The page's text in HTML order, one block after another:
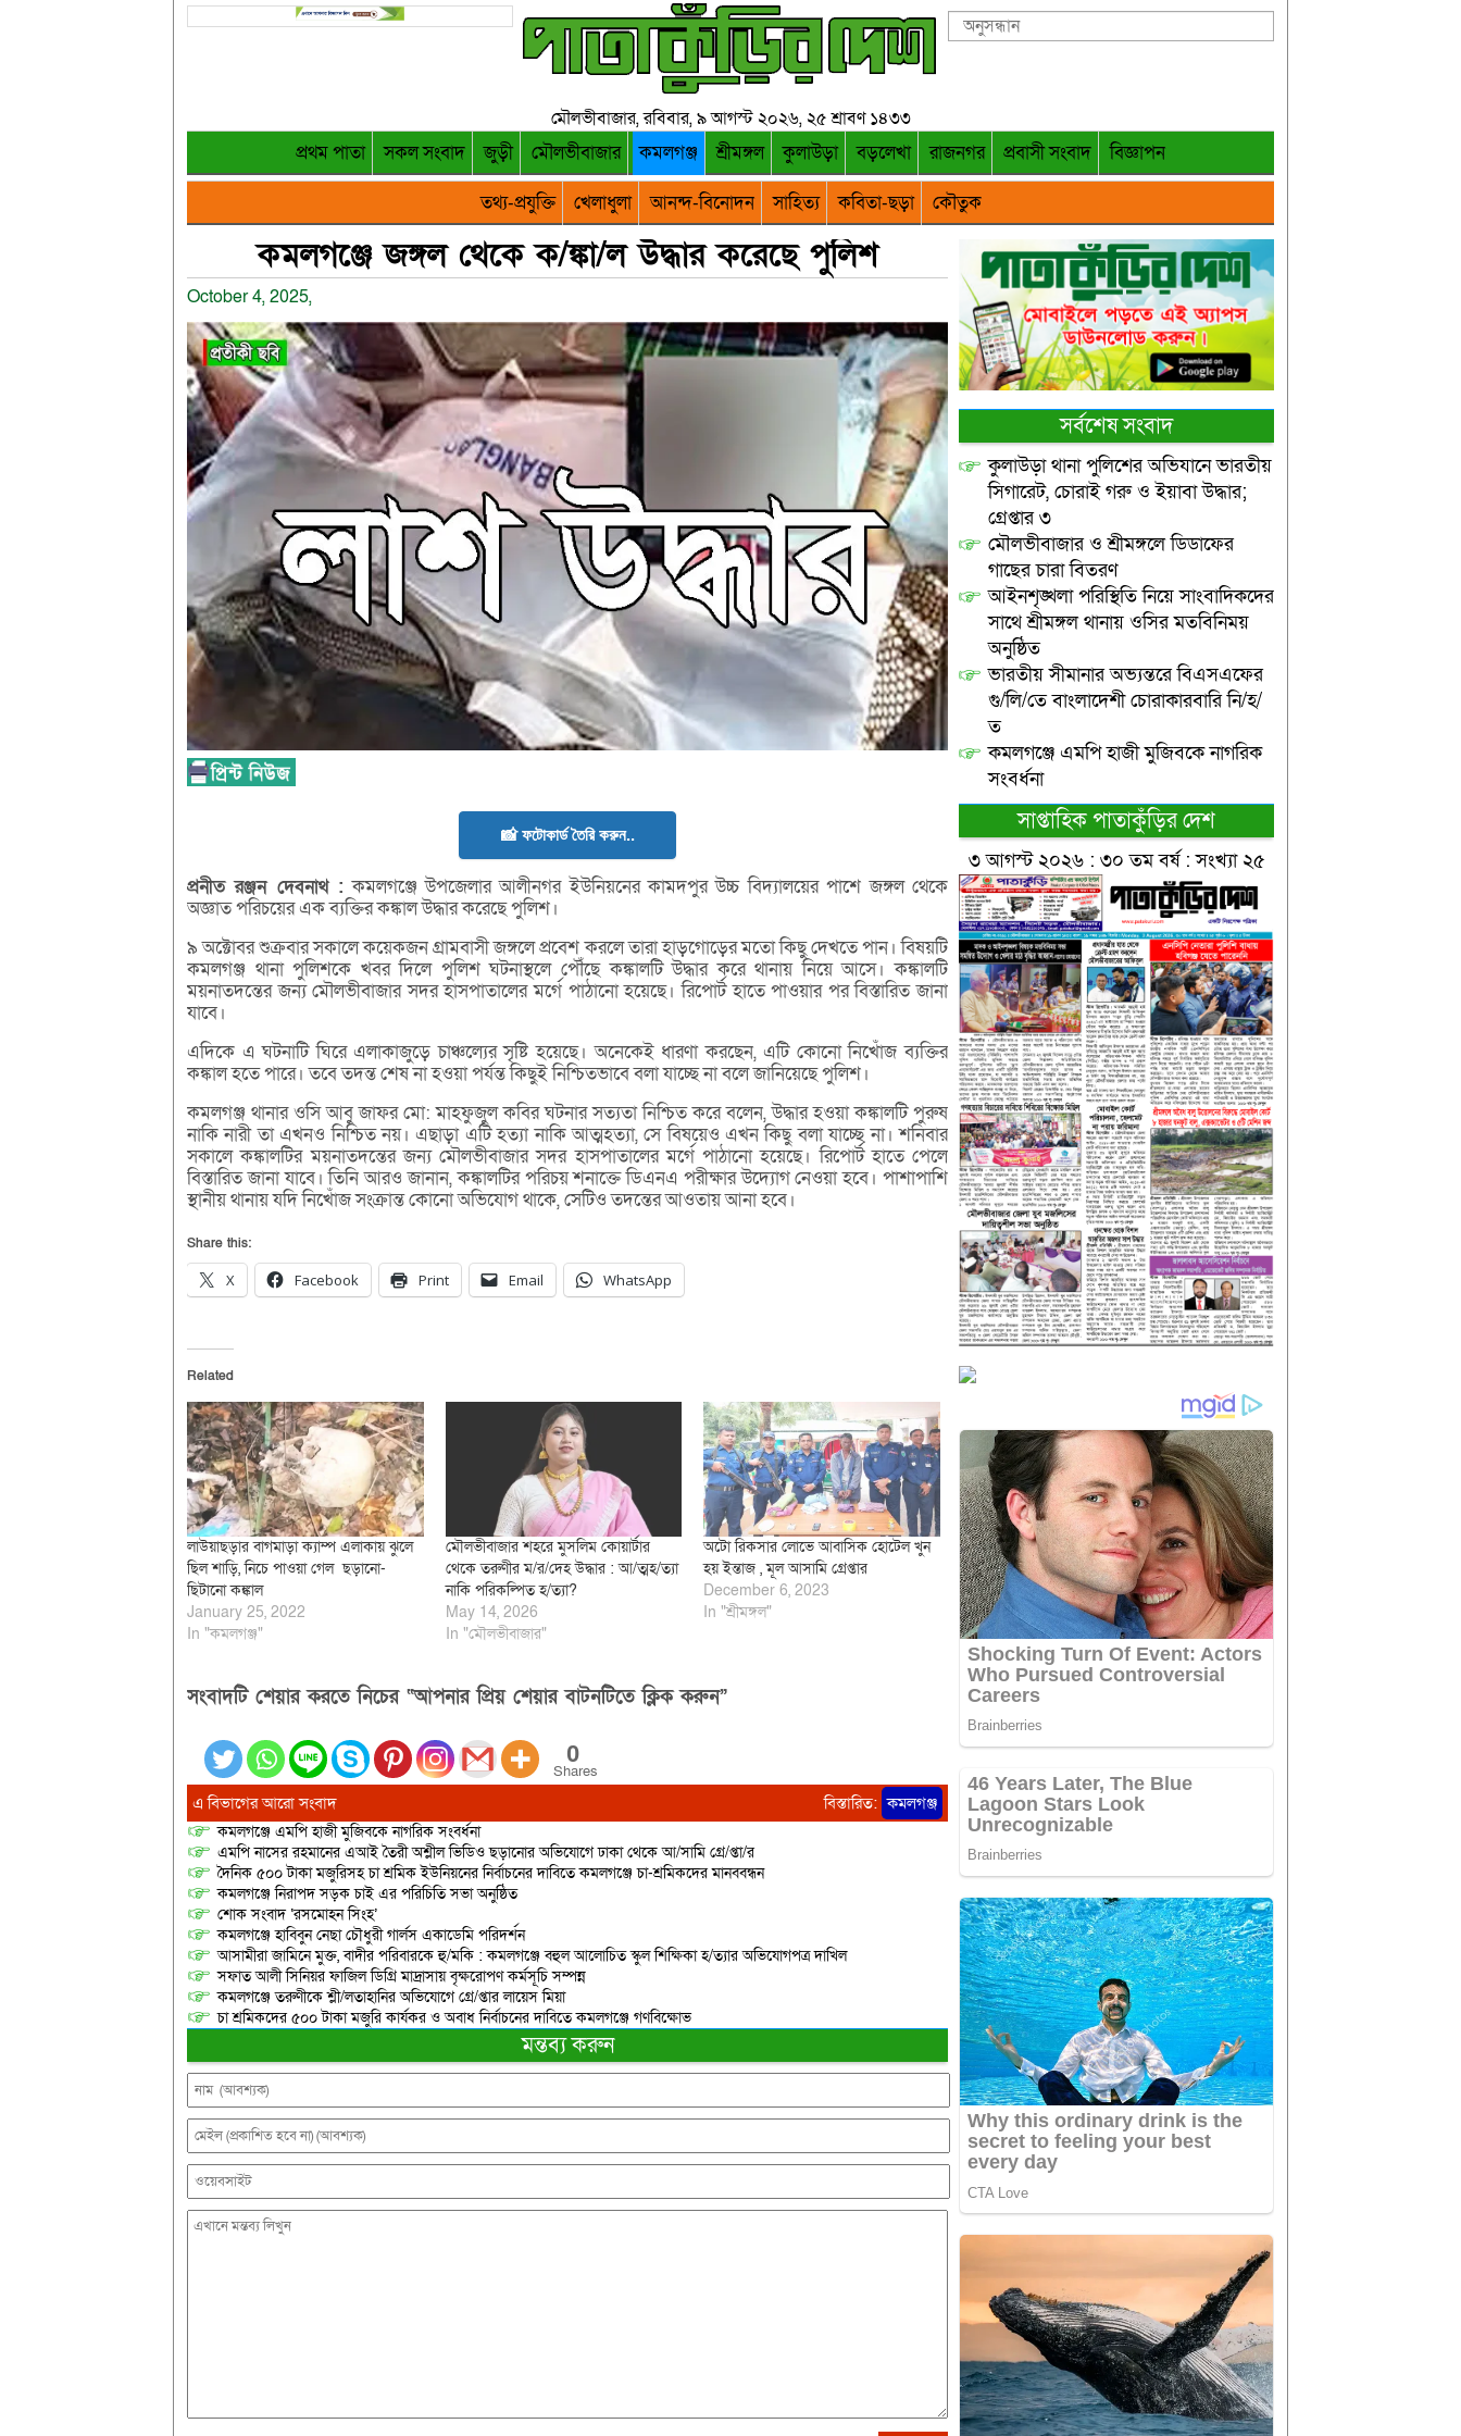
মৌলভীবাজার, রবিবার, ৯ আগস্ট ২০২৬, ২৫ শ্রাবণ ১৪৩৩
প্রথম পাতা সকল সংবাদ জুড়ী মৌলভীবাজার কমলগঞ্জ শ্রীমঙ্গল কুলাউড়া বড়লেখা রাজনগর প্রবাসী সংবাদ
বিজ্ঞাপন
তথ্য-প্রযুক্তি
খেলাধুলা আনন্দ-বিনোদন সাহিত্য কবিতা-ছড়া কৌতুক
কমলগঞ্জে জঙ্গল থেকে ক/ঙ্কা/ল উদ্ধার করেছে পুলিশ
October 4, 2025,
📸 ফটোকার্ড তৈরি করুন..
প্রনীতরঞ্জন দেবনাথ : কমলগঞ্জে উপজেলার আলীনগর ইউনিয়নের কামদপুর উচ্চ বিদ্যালয়ের পাশে জঙ্গল থেকে
অজ্ঞাত পরিচয়ের এক ব্যক্তির কঙ্কাল উদ্ধার করেছে পুলিশ।
৯ অক্টোবর শুক্রবার সকালে কয়েকজন গ্রামবাসী জঙ্গলে প্রবেশ করলে তারা হাড়গোড়ের মতো কিছু দেখতে পান। বিষয়টি
কমলগঞ্জ থানা পুলিশকে খবর দিলে পুলিশ ঘটনাস্থলে পৌঁছে কঙ্কালটি উদ্ধার করে থানায় নিয়ে আসে। কঙ্কালটি
ময়নাতদন্তের জন্য মৌলভীবাজার সদর হাসপাতালের মর্গে পাঠানো হয়েছে। রিপোর্ট হাতে পাওয়ার পর বিস্তারিত জানা
যাবে।
এদিকে এ ঘটনাটি ঘিরে এলাকাজুড়ে চাঞ্চল্যের সৃষ্টি হয়েছে। অনেকেই ধারণা করছেন, এটি কোনো নিখোঁজ ব্যক্তির
কঙ্কাল হতে পারে। তবে তদন্ত শেষ না হওয়া পর্যন্ত কিছুই নিশ্চিতভাবে বলা যাচ্ছে না বলে জানিয়েছে পুলিশ।
কমলগঞ্জ থানার ওসি আবু জাফর মো: মাহফুজুল কবির ঘটনার সত্যতা নিশ্চিত করে বলেন, উদ্ধার হওয়া কঙ্কালটি পুরুষ
নাকি নারী তা এখনও নিশ্চিত নয়। এছাড়া এটি হত্যা নাকি আত্মহত্যা, সে বিষয়েও এখন কিছু বলা যাচ্ছে না। শনিবার
সকালে কঙ্কালটির ময়নাতদন্তের জন্য মৌলভীবাজার সদর হাসপাতালের মর্গে পাঠানো হয়েছে। রিপোর্ট হাতে পেলে
বিস্তারিত জানা যাবে। তিনি আরও জানান, কঙ্কালটির পরিচয় শনাক্তে ডিএনএ পরীক্ষার উদ্যোগ নেওয়া হবে। পাশাপাশি
স্থানীয় থানায় যদি নিখোঁজ সংক্রান্ত কোনো অভিযোগ থাকে, সেটিও তদন্তের আওতায় আনা হবে।
Share this:
X Facebook Print Email WhatsApp
Related
লাউয়াছড়ার বাগমাড়া ক্যাম্প এলাকায় ঝুলে
ছিল শাড়ি, নিচে পাওয়া গেল ছড়ানো-
ছিটানো কঙ্কাল
January 25, 2022
In "কমলগঞ্জ"
মৌলভীবাজার শহরে মুসলিম কোয়ার্টার
থেকে তরুণীর ম/র/দেহ উদ্ধার : আ/ত্মহ/ত্যা
নাকি পরিকল্পিত হ/ত্যা?
May 14, 2026
In "মৌলভীবাজার"
অটো রিকসার লোভে আবাসিক হোটেল খুন
হয় ইন্তাজ , মূল আসামি গ্রেপ্তার
December 6, 2023
In "শ্রীমঙ্গল"
সংবাদটি শেয়ার করতে নিচের “আপনার প্রিয় শেয়ার বাটনটিতে ক্লিক করুন”
0
Shares
এ বিভাগের আরো সংবাদ বিস্তারিত: কমলগঞ্জ
কমলগঞ্জে এমপি হাজী মুজিবকে নাগরিক সংবর্ধনা
এমপি নাসের রহমানের এআই তৈরী অশ্লীল ভিডিও ছড়ানোর অভিযোগে ঢাকা থেকে আ/সামি গ্রে/প্তা/র
দৈনিক ৫০০ টাকা মজুরিসহ চা শ্রমিক ইউনিয়নের নির্বাচনের দাবিতে কমলগঞ্জে চা-শ্রমিকদের মানববন্ধন
কমলগঞ্জে নিরাপদ সড়ক চাই এর পরিচিতি সভা অনুষ্ঠিত
শোক সংবাদ ‘রসমোহন সিংহ’
কমলগঞ্জে হাবিবুন নেছা চৌধুরী গার্লস একাডেমি পরিদর্শন
আসামীরা জামিনে মুক্ত, বাদীর পরিবারকে হু/মকি : কমলগঞ্জে বহুল আলোচিত স্কুল শিক্ষিকা হ/ত্যার অভিযোগপত্র দাখিল
সফাত আলী সিনিয়র ফাজিল ডিগ্রি মাদ্রাসায় বৃক্ষরোপণ কর্মসূচি সম্পন্ন
কমলগঞ্জে তরুণীকে শ্লী/লতাহানির অভিযোগে গ্রে/প্তার লায়েস মিয়া
চা শ্রমিকদের ৫০০ টাকা মজুরি কার্যকর ও অবাধ নির্বাচনের দাবিতে কমলগঞ্জে গণবিক্ষোভ
মন্তব্য করুন
সর্বশেষ সংবাদ
কুলাউড়া থানা পুলিশের অভিযানে ভারতীয়
সিগারেট, চোরাই গরু ও ইয়াবা উদ্ধার;
গ্রেপ্তার ৩
মৌলভীবাজার ও শ্রীমঙ্গলে ডিডাফের
গাছের চারা বিতরণ
আইনশৃঙ্খলা পরিস্থিতি নিয়ে সাংবাদিকদের
সাথে শ্রীমঙ্গল থানায় ওসির মতবিনিময়
অনুষ্ঠিত
ভারতীয় সীমানার অভ্যন্তরে বিএসএফের
গু/লি/তে বাংলাদেশী চোরাকারবারি নি/হ/
ত
কমলগঞ্জে এমপি হাজী মুজিবকে নাগরিক
সংবর্ধনা
সাপ্তাহিক পাতাকুঁড়ির দেশ
৩ আগস্ট ২০২৬ : ৩০ তম বর্ষ : সংখ্যা ২৫